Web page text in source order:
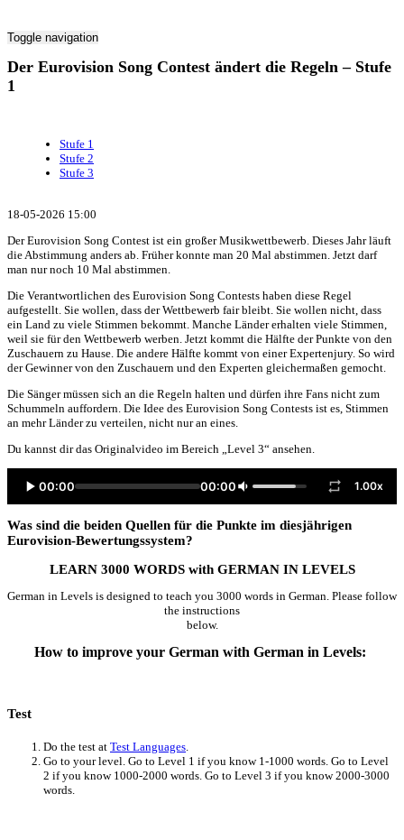
Toggle navigation
Der Eurovision Song Contest ändert die Regeln – Stufe
1
Stufe 1
Stufe 2
Stufe 3
18-05-2026 15:00
Der Eurovision Song Contest ist ein großer Musikwettbewerb. Dieses Jahr läuft
die Abstimmung anders ab. Früher konnte man 20 Mal abstimmen. Jetzt darf
man nur noch 10 Mal abstimmen.
Die Verantwortlichen des Eurovision Song Contests haben diese Regel
aufgestellt. Sie wollen, dass der Wettbewerb fair bleibt. Sie wollen nicht, dass
ein Land zu viele Stimmen bekommt. Manche Länder erhalten viele Stimmen,
weil sie für den Wettbewerb werben. Jetzt kommt die Hälfte der Punkte von den
Zuschauern zu Hause. Die andere Hälfte kommt von einer Expertenjury. So wird
der Gewinner von den Zuschauern und den Experten gleichermaßen gemocht.
Die Sänger müssen sich an die Regeln halten und dürfen ihre Fans nicht zum
Schummeln auffordern. Die Idee des Eurovision Song Contests ist es, Stimmen
an mehr Länder zu verteilen, nicht nur an eines.
Du kannst dir das Originalvideo im Bereich „Level 3“ ansehen.
00:00 00:00 1.00x
Was sind die beiden Quellen für die Punkte im diesjährigen
Eurovision-Bewertungssystem?
LEARN 3000 WORDS with GERMAN IN LEVELS
German in Levels is designed to teach you 3000 words in German. Please follow
the instructions
below.
How to improve your German with German in Levels:
Test
Do the test at Test Languages
Go to your level. Go to Level 1 if you know 1-1000 words. Go to Level
2 if you know 1000-2000 words. Go to Level 3 if you know 2000-3000
words.